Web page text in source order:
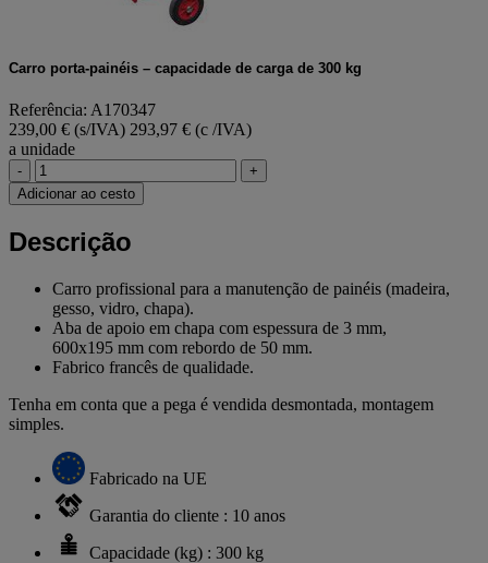
Carro porta-painéis – capacidade de carga de 300 kg
Referência: A170347
239,00 € (s/IVA) 293,97 € (c /IVA)
a unidade
-
+
Adicionar ao cesto
Descrição
Carro profissional para a manutenção de painéis (madeira,
gesso, vidro, chapa).
Aba de apoio em chapa com espessura de 3 mm,
600x195 mm com rebordo de 50 mm.
Fabrico francês de qualidade.
Tenha em conta que a pega é vendida desmontada, montagem
simples.
Fabricado na UE
Garantia do cliente : 10 anos
Capacidade (kg) : 300 kg